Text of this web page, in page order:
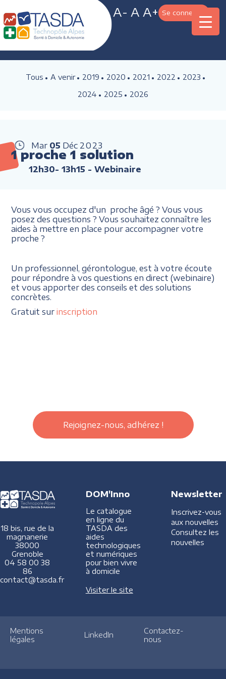
A- A A+ Se connecter
Tous A venir 2019 2020 2021 2022
2023
2024
2025 2026
Mar 05 Déc 2023
1 proche 1 solution
12h30- 13h15 - Webinaire
Vous vous occupez d'un proche âgé ? Vous vous
posez des questions ? Vous souhaitez connaître les
aides à mettre en place pour accompagner votre
proche ?
Un professionnel, gérontologue, est à votre écoute
pour répondre à vos questions en direct (webinaire)
et vous apporter des conseils et des solutions
concrètes.
Gratuit surinscription
Rejoignez-nous, adhérez !
18 bis, rue de la
magnanerie
38000
Grenoble
04 58 00 38
86
contact@tasda.fr
DOM'Inno
Le catalogue
en ligne du
TASDA des
aides
technologiques
et numériques
pour bien vivre
à domicile
Visiter le site
Newsletter
Inscrivez-vous
aux nouvelles
Consultez les
nouvelles
Mentions
légales
LinkedIn
Contactez-
nous